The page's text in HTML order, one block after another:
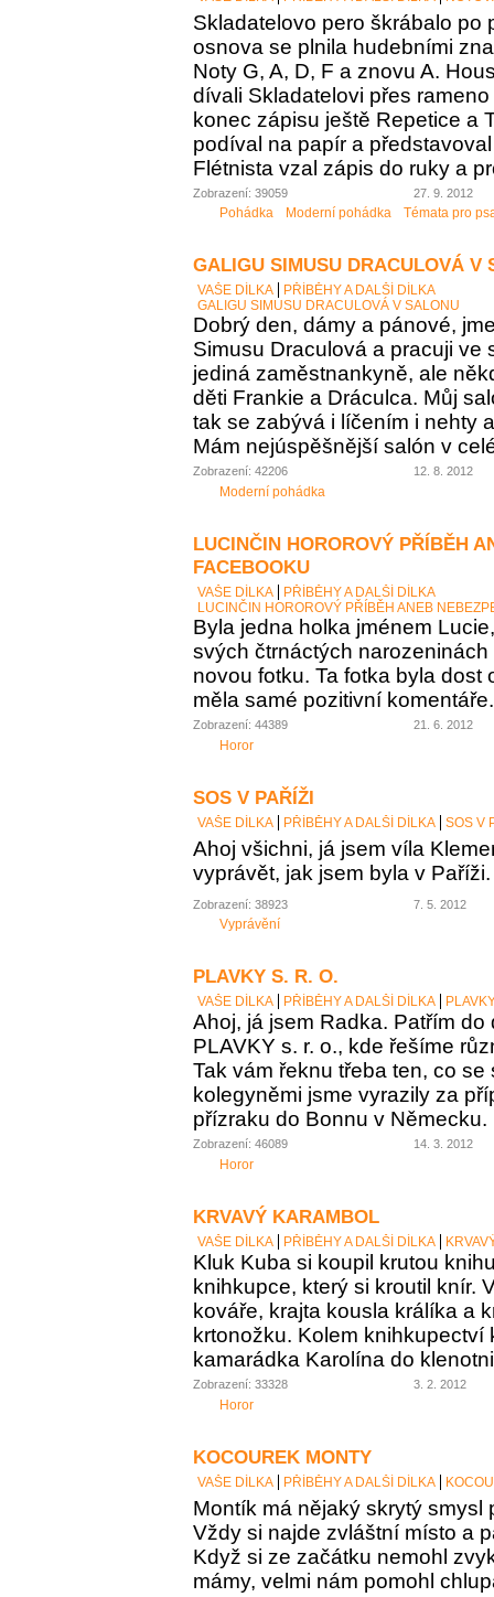
Skladatelovo pero škrábalo po
osnova se plnila hudebními
Noty G, A, D, F a znovu A.
dívali Skladatelovi přes
konec zápisu ještě Repetice a
podíval na papír a
Flétnista vzal zápis do ruky a
Zobrazení: 39059 27. 9. 2012
Pohádka Moderní pohádka Témata pro
GALIGU SIMUSU DRACULOVÁ V
VAŠE DÍLKA
PŘÍBĚHY A DALŠÍ DÍLKA
GALIGU SIMUSU DRACULOVÁ V SALONU
Dobrý den, dámy a pánové,
Simusu Draculová a pracuji ve
jediná zaměstnankyně, ale
děti Frankie a Dráculca. Můj
tak se zabývá i líčením i nehty
Mám nejúspěšnější salón v
Zobrazení: 42206 12. 8. 2012
Moderní pohádka
LUCINČIN HOROROVÝ PŘÍBĚH
FACEBOOKU
VAŠE DÍLKA
PŘÍBĚHY A DALŠÍ DÍLKA
LUCINČIN HOROROVÝ PŘÍBĚH ANEB
Byla jedna holka jménem
svých čtrnáctých
novou fotku. Ta fotka byla dost
měla samé pozitivní
Zobrazení: 44389 21. 6. 2012
Horor
SOS V PAŘÍŽI
VAŠE DÍLKA PŘÍBĚHY A DALŠÍ DÍLKA SOS V
Ahoj všichni, já jsem víla
vyprávět, jak jsem byla v Paříži.
Zobrazení: 38923 7. 5. 2012
Vyprávění
PLAVKY S. R. O.
VAŠE DÍLKA PŘÍBĚHY A DALŠÍ DÍLKA
Ahoj, já jsem Radka. Patřím
PLAVKY s. r. o., kde řešíme
Tak vám řeknu třeba ten, co se
kolegyněmi jsme vyrazily za
přízraku do Bonnu v Německu.
Zobrazení: 46089 14. 3. 2012
Horor
KRVAVÝ KARAMBOL
VAŠE DÍLKA PŘÍBĚHY A DALŠÍ DÍLKA
Kluk Kuba si koupil krutou
knihkupce, který si kroutil knír.
kováře, krajta kousla králíka a
krtonožku. Kolem knihkupectví
kamarádka Karolína do
Zobrazení: 33328 3. 2. 2012
Horor
KOCOUREK MONTY
VAŠE DÍLKA PŘÍBĚHY A DALŠÍ DÍLKA
Montík má nějaký skrytý smysl
Vždy si najde zvláštní místo a
Když si ze začátku nemohl
mámy, velmi nám pomohl